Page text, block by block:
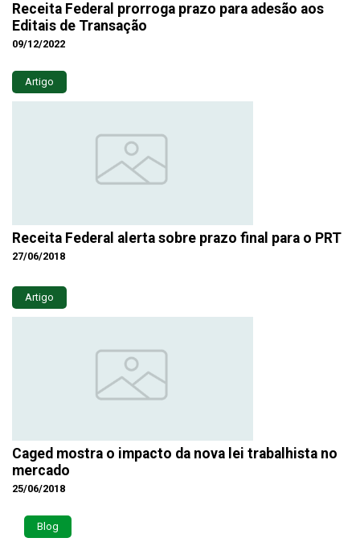
Receita Federal prorroga prazo para adesão aos
Editais de Transação
09/12/2022
Artigo
Receita Federal alerta sobre prazo final para o PRT
27/06/2018
Artigo
Caged mostra o impacto da nova lei trabalhista no
mercado
25/06/2018
Blog